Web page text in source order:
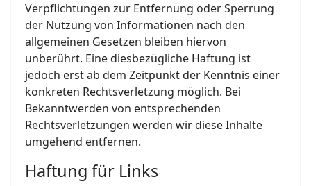
Verpflichtungen zur Entfernung oder Sperrung
der Nutzung von Informationen nach den
allgemeinen Gesetzen bleiben hiervon
unberührt. Eine diesbezügliche Haftung ist
jedoch erst ab dem Zeitpunkt der Kenntnis einer
konkreten Rechtsverletzung möglich. Bei
Bekanntwerden von entsprechenden
Rechtsverletzungen werden wir diese Inhalte
umgehend entfernen.
Haftung für Links